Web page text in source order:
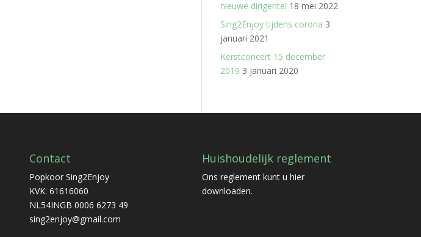
nieuwe dirigente! 18 mei 2022
Sing2Enjoy tijdens corona 3
januari 2021
Kerstconcert 15 december
2019 3 januari 2020
Contact
Popkoor Sing2Enjoy
KVK: 61616060
NL54INGB 0006 6273 49
sing2enjoy@gmail.com
Huishoudelijk reglement
Ons reglement kunt uhier
downloaden.